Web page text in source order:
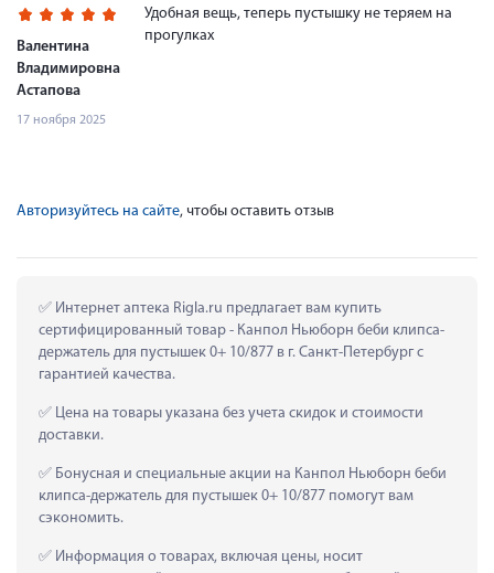
Валентина
Владимировна
Астапова
17 ноября 2025
Удобная вещь, теперь пустышку не теряем на
прогулках
Авторизуйтесь на сайте, чтобы оставить отзыв
Интернет аптека Rigla.ru предлагает вам купить
сертифицированный товар - Канпол Ньюборн беби клипса-
держатель для пустышек 0+ 10/877 в г. Санкт-Петербург с
гарантией качества.
Цена на товары указана без учета скидок и стоимости
доставки.
Бонусная и специальные акции на Канпол Ньюборн беби
клипса-держатель для пустышек 0+ 10/877 помогут вам
сэкономить.
Информация о товарах, включая цены, носит